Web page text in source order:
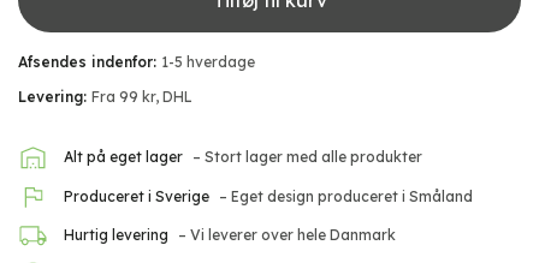
Afsendes indenfor: 1-5 hverdage
Levering: Fra 99 kr, DHL
Alt på eget lager – Stort lager med alle produkter
Produceret i Sverige – Eget design produceret i Småland
Hurtig levering – Vi leverer over hele Danmark